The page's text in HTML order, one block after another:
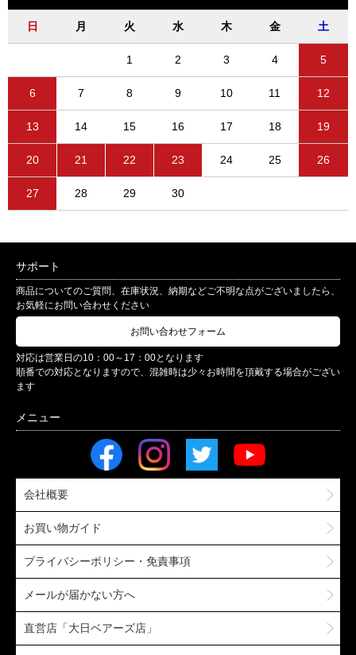
日 月 火 水 木 金 土
1 2 3 4 5
6 7 8 9 10 11 12
13 14 15 16 17 18 19
20 21 22 23 24 25 26
27 28 29 30
サポート
商品についてのご質問、在庫状況、納期などご不明な点がございましたら、
お気軽にお問い合わせください
お問い合わせフォーム
対応は営業日の10：00～17：00となります
順番での対応となりますので、混雑時は少々お時間を頂戴する場合がござい
ます
会社概要
お買い物ガイド
プライバシーポリシー・免責事項
メールが届かない方へ
直営店「大日ベアーズ店」